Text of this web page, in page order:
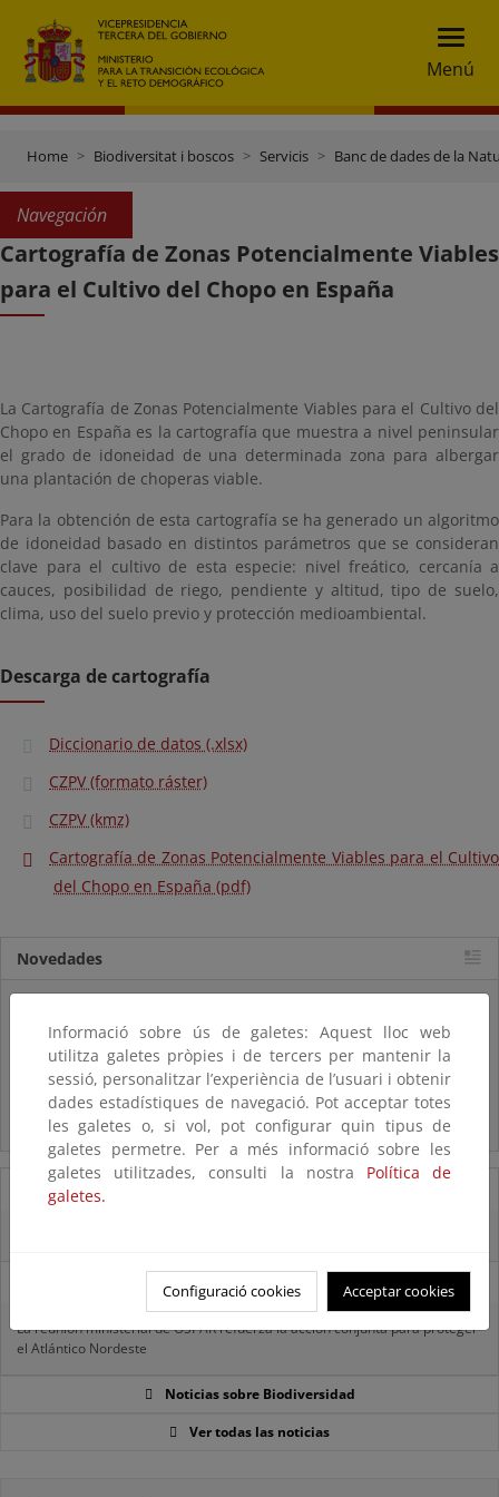
Menú
Home Biodiversitat i boscos Servicis Banc de dades de la
Navegación
Cartografía de Zonas Potencialmente Viables
para el Cultivo del Chopo en España
La Cartografía de Zonas Potencialmente Viables para el Cultivo del
Chopo en España es la cartografía que muestra a nivel peninsular
el grado de idoneidad de una determinada zona para albergar
una plantación de choperas viable.
Para la obtención de esta cartografía se ha generado un algoritmo
de idoneidad basado en distintos parámetros que se consideran
clave para el cultivo de esta especie: nivel freático, cercanía a
cauces, posibilidad de riego, pendiente y altitud, tipo de suelo,
clima, uso del suelo previo y protección medioambiental.
Descarga de cartografía
Diccionario de datos (.xlsx)
CZPV (formato ráster)
CZPV (kmz)
Cartografía de Zonas Potencialmente Viables para el Cultivo
del Chopo en España (pdf)
Novedades
El MITECO revisa y actualiza la Lista Patrón de las especies
silvestres presentes en España
Preguntas frecuentes...
Acceso a los recursos genéticos y reparto de beneficios
07/08/2025
La reunión ministerial de OSPAR refuerza la acción conjunta para proteger
el Atlántico Nordeste
Noticias sobre Biodiversidad
Ver todas las noticias
Informació sobre ús de galetes: Aquest lloc web
utilitza galetes pròpies i de tercers per mantenir la
sessió, personalitzar l’experiència de l’usuari i obtenir
dades estadístiques de navegació. Pot acceptar totes
les galetes o, si vol, pot configurar quin tipus de
galetes permetre. Per a més informació sobre les
galetes utilitzades, consulti la nostra Política de
galetes.
Configuració cookies Acceptar cookies